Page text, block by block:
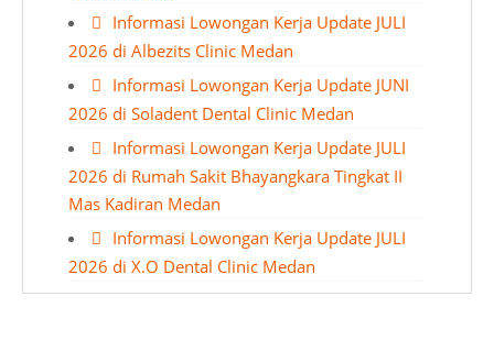
Informasi Lowongan Kerja Update JULI
2026 di Albezits Clinic Medan
Informasi Lowongan Kerja Update JUNI
2026 di Soladent Dental Clinic Medan
Informasi Lowongan Kerja Update JULI
2026 di Rumah Sakit Bhayangkara Tingkat II
Mas Kadiran Medan
Informasi Lowongan Kerja Update JULI
2026 di X.O Dental Clinic Medan